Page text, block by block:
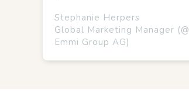
Stephanie Herpers
Global Marketing Manager (@
Emmi Group AG)